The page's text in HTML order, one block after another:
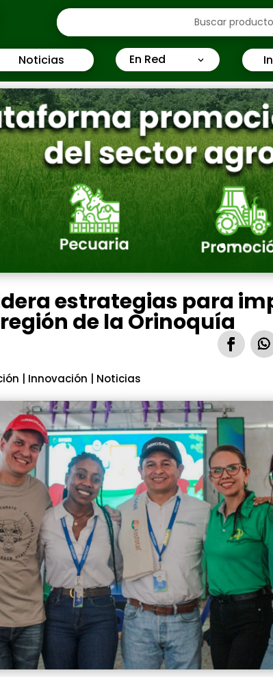
Noticias En Red
estrategias para
de la Orinoquía
| Innovación | Noticias